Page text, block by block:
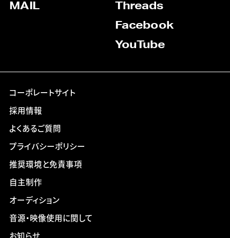
MAIL
Threads
Facebook
YouTube
コーポレートサイト
採用情報
よくあるご質問
プライバシーポリシー
推奨環境と免責事項
自主制作
オーディション
音源・映像使用に関して